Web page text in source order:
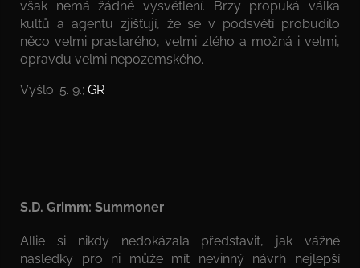
však nemá žádné vysvětlení. Brzy propuká válka
kultů a agentu zjišťují, že se v podsvětí probudilo
něco velmi prastarého, velmi zlého a možná i velmi,
opravdu velmi nepozemského.
Vyšlo: 5. 9.; GR
S.D. Grimm: Summoner
Allie si nikdy nedokázala představit, jak vážné
následky pro ni může mít nevinný návrh nejlepší